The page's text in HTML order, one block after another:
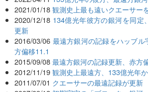
2021/01/18 観測史上最も遠いクエーサー
2020/12/18 134億光年彼方の銀河を同定
更新
2016/03/06 最遠方銀河の記録をハッブ
方偏移11.1
2015/09/08 最遠方銀河の記録更新、赤方
2012/11/19 観測史上最遠方、133億光年
2011/07/01 クエーサーの最遠記録が更新